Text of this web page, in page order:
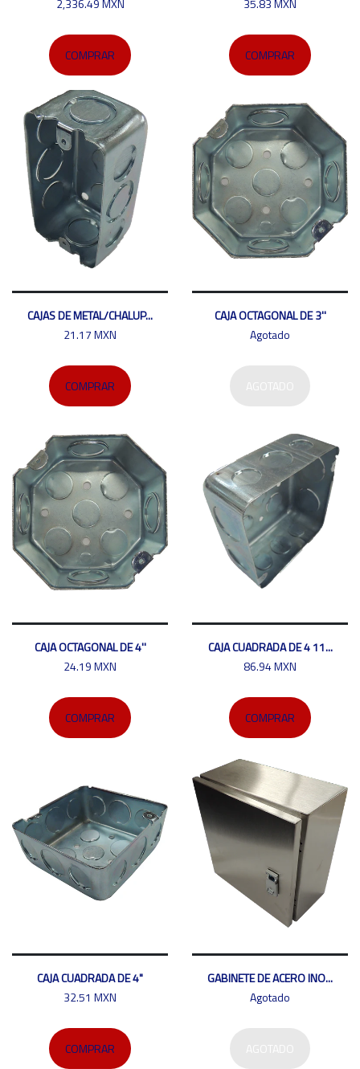
COMPRAR COMPRAR
CAJAS DE METAL/CHALUP...
21.17 MXN
COMPRAR
CAJA OCTAGONAL DE 3''
Agotado
CAJA OCTAGONAL DE 4''
24.19 MXN
COMPRAR
CAJA CUADRADA DE 4 11...
86.94 MXN
COMPRAR
CAJA CUADRADA DE 4"
32.51 MXN
COMPRAR
GABINETE DE ACERO INO...
Agotado